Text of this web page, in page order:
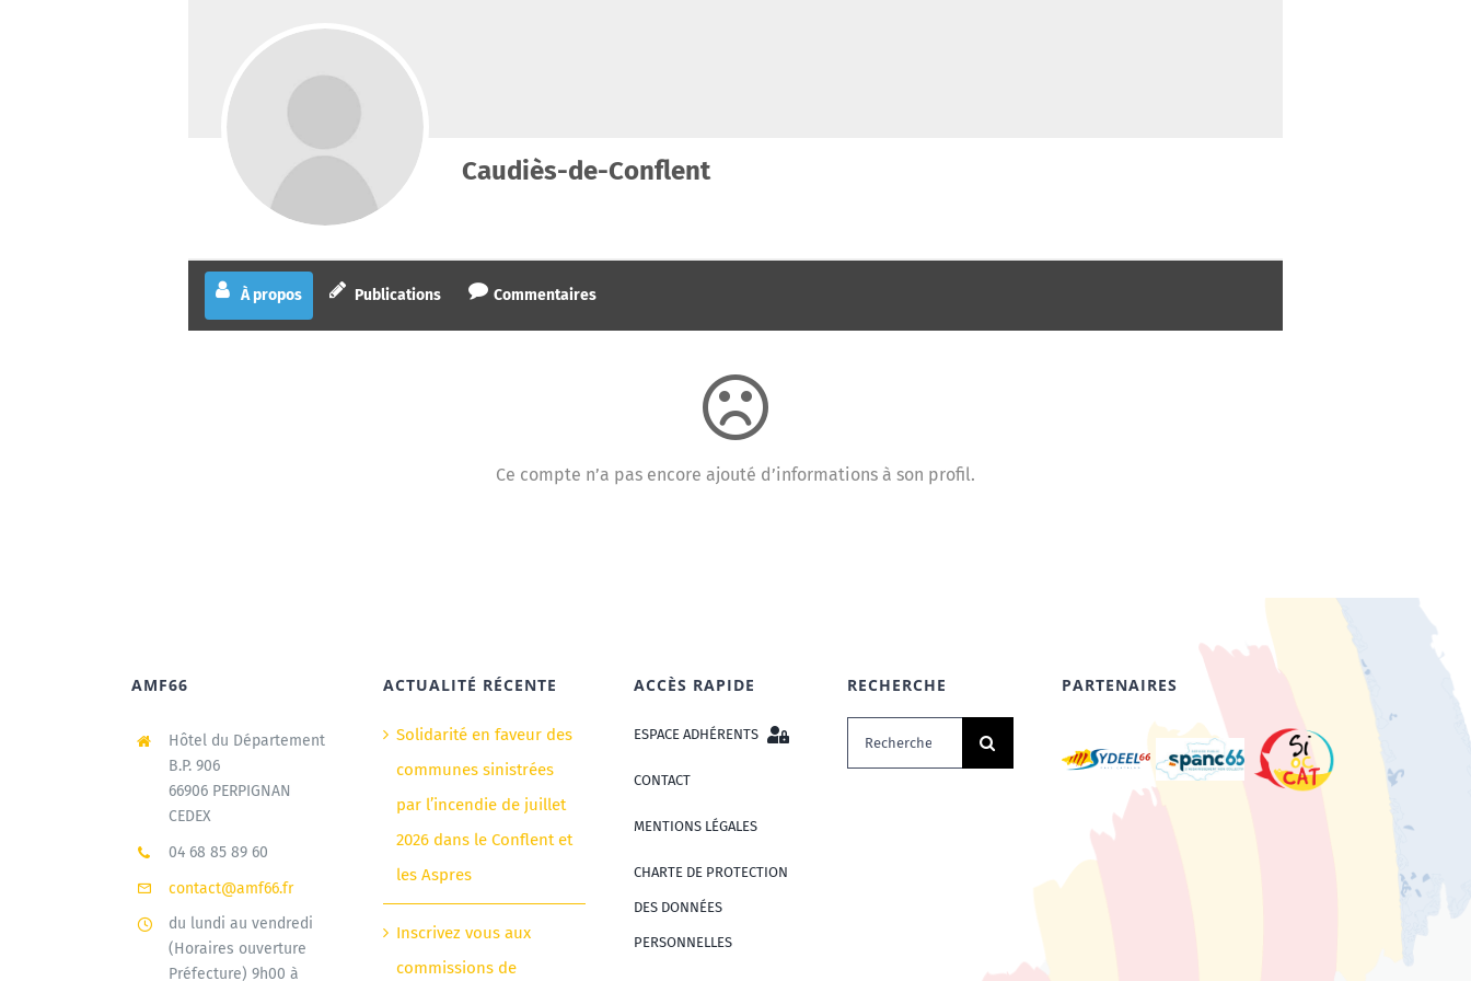
Caudiès-de-Conflent
À propos Publications Commentaires
Ce compte n’a pas encore ajouté d’informations à son profil.
AMF66
Hôtel du Département
B.P. 906
66906 PERPIGNAN
CEDEX
04 68 85 89 60
contact@amf66.fr
du lundi au vendredi
(Horaires ouverture
Préfecture) 9h00 à
ACTUALITÉ RÉCENTE
Solidarité en faveur des
communes sinistrées
par l’incendie de juillet
2026 dans le Conflent et
les Aspres
Inscrivez vous aux
commissions de
ACCÈS RAPIDE
ESPACE ADHÉRENTS
CONTACT
MENTIONS LÉGALES
CHARTE DE PROTECTION
DES DONNÉES
PERSONNELLES
RECHERCHE
Rechercher:
PARTENAIRES